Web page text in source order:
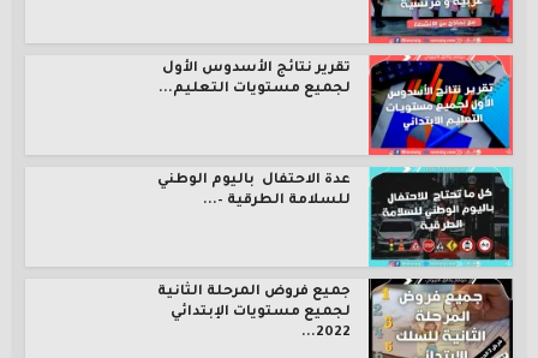
تقرير نتائج الأسدوس الأول
لجميع مستويات التعليم...
عدة الاحتفال باليوم الوطني
للسلامة الطرقية –...
جميع فروض المرحلة الثانية
لجميع مستويات الإبتدائي
2022...